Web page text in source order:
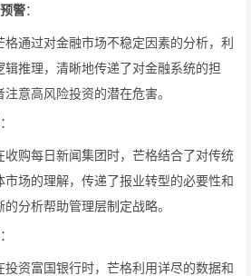
警：
格通过对金融市场不稳定因素的分析，利
辑推理，清晰地传递了对金融系统的担
意高风险投资的潜在危害。
：
收购每日新闻集团时，芒格结合了对传统
市场的理解，传递了报业转型的必要性和
分析帮助管理层制定战略。
：
投资富国银行时，芒格利用详尽的数据和